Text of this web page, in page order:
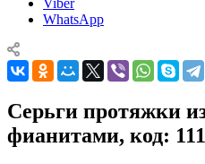
Viber
WhatsApp
Серьги протяжки
фианитами, код: